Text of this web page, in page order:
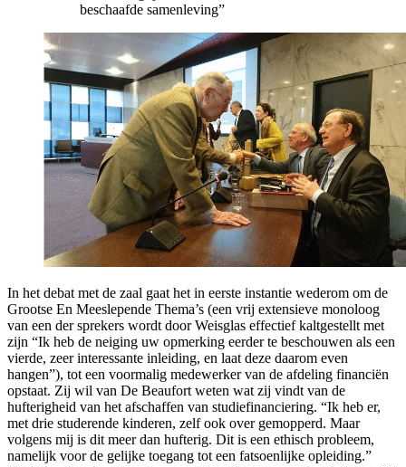
beschaafde samenleving”
In het debat met de zaal gaat het in eerste instantie wederom om de
Grootse En Meeslepende Thema’s (een vrij extensieve monoloog
van een der sprekers wordt door Weisglas effectief kaltgestellt met
zijn “Ik heb de neiging uw opmerking eerder te beschouwen als een
vierde, zeer interessante inleiding, en laat deze daarom even
hangen”), tot een voormalig medewerker van de afdeling financiën
opstaat. Zij wil van De Beaufort weten wat zij vindt van de
hufterigheid van het afschaffen van studiefinanciering. “Ik heb er,
met drie studerende kinderen, zelf ook over gemopperd. Maar
volgens mij is dit meer dan hufterig. Dit is een ethisch probleem,
namelijk voor de gelijke toegang tot een fatsoenlijke opleiding.”